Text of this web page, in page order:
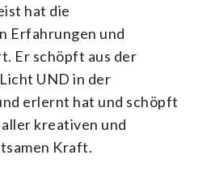
hat die
Erfahrungen und
Er schöpft aus der
UND in der
erlernt hat und schöpft
kreativen und
Kraft.